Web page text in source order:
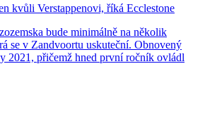
kvůli Verstappenovi, říká Ecclestone
bude minimálně na několik
se v Zandvoortu uskuteční. Obnovený
2021, přičemž hned první ročník ovládl